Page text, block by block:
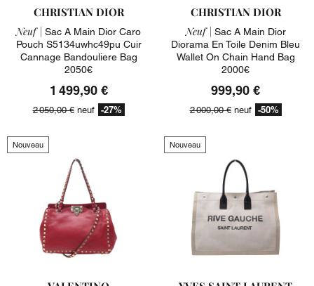
CHRISTIAN DIOR
Neuf | Sac A Main Dior Caro
Pouch S5134uwhc49pu Cuir
Cannage Bandouliere Bag
2050€
1 499,90 €
2 050,00 €neuf -27%
CHRISTIAN DIOR
Neuf | Sac A Main Dior
Diorama En Toile Denim Bleu
Wallet On Chain Hand Bag
2000€
999,90 €
2 000,00 €neuf -50%
Nouveau Nouveau